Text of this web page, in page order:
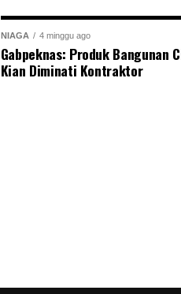
NIAGA 4 minggu ago
Gabpeknas: Produk Bangunan
Kian Diminati Kontraktor